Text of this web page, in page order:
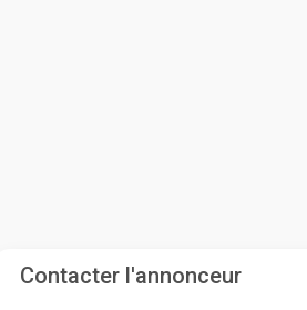
Contacter l'annonceur